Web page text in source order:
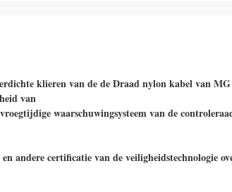
klieren van de de Draad nylon kabel van
van
waarschuwingsysteem van de
andere certificatie van de veiligheidstechnologie